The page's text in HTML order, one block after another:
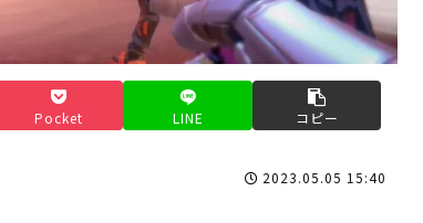
Pocket LINE コピー
2023.05.05 15:40